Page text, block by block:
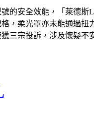
的安全效能，「萊德斯
，柔光罩亦未能通過
三宗投訴，涉及懷疑不